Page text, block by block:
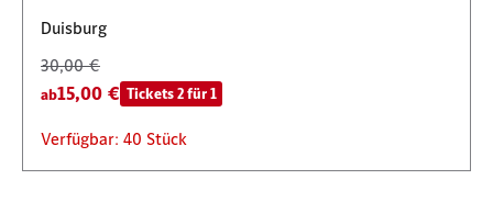
Duisburg
30,00 €
ab15,00 € Tickets 2 für 1
Verfügbar: 40 Stück